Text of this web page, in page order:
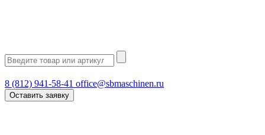
8 (812) 941-58-41 office@sbmaschinen.ru
Оставить заявку